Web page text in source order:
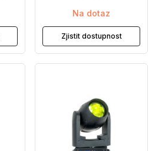
Na dotaz
Zjistit dostupnost